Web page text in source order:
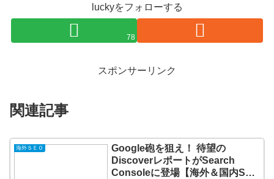
luckyをフォローする
78
スポンサーリンク
関連記事
海外ＳＥＯ
Google砲を狙え！ 待望の
DiscoverレポートがSearch
Consoleに登場【海外＆国内SEO